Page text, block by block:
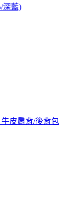
深藍)
牛皮肩背/後背包